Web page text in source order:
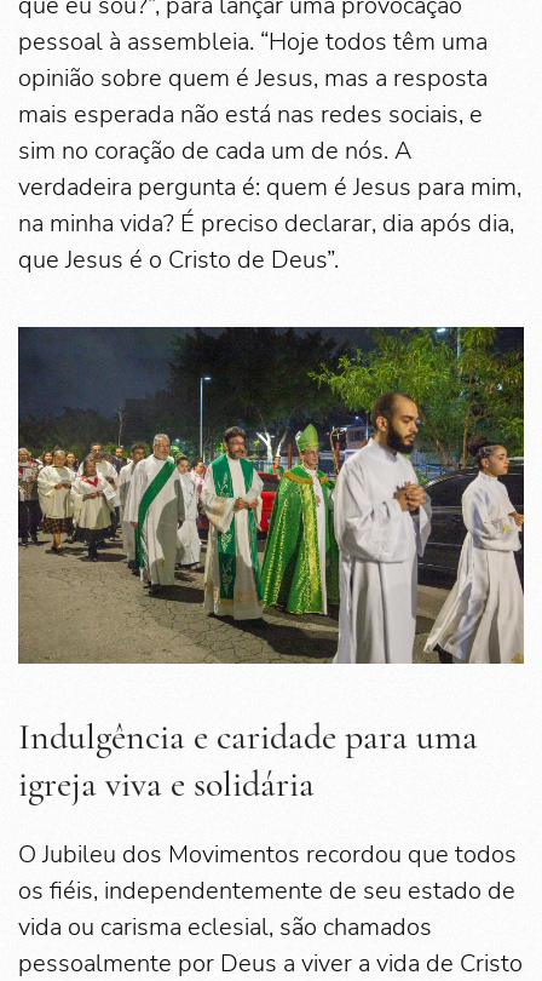
pessoal à assembleia. “Hoje todos têm uma
opinião sobre quem é Jesus, mas a resposta
mais esperada não está nas redes sociais, e
sim no coração de cada um de nós. A
verdadeira pergunta é: quem é Jesus para mim,
na minha vida? É preciso declarar, dia após dia,
que Jesus é o Cristo de Deus”.
Indulgência e caridade para uma
igreja viva e solidária
O Jubileu dos Movimentos recordou que todos
os fiéis, independentemente de seu estado de
vida ou carisma eclesial, são chamados
pessoalmente por Deus a viver a vida de Cristo